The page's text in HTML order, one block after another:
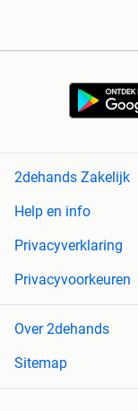
2dehands Zakelijk
Help en info
Privacyverklaring
Privacyvoorkeuren
Over 2dehands
Sitemap